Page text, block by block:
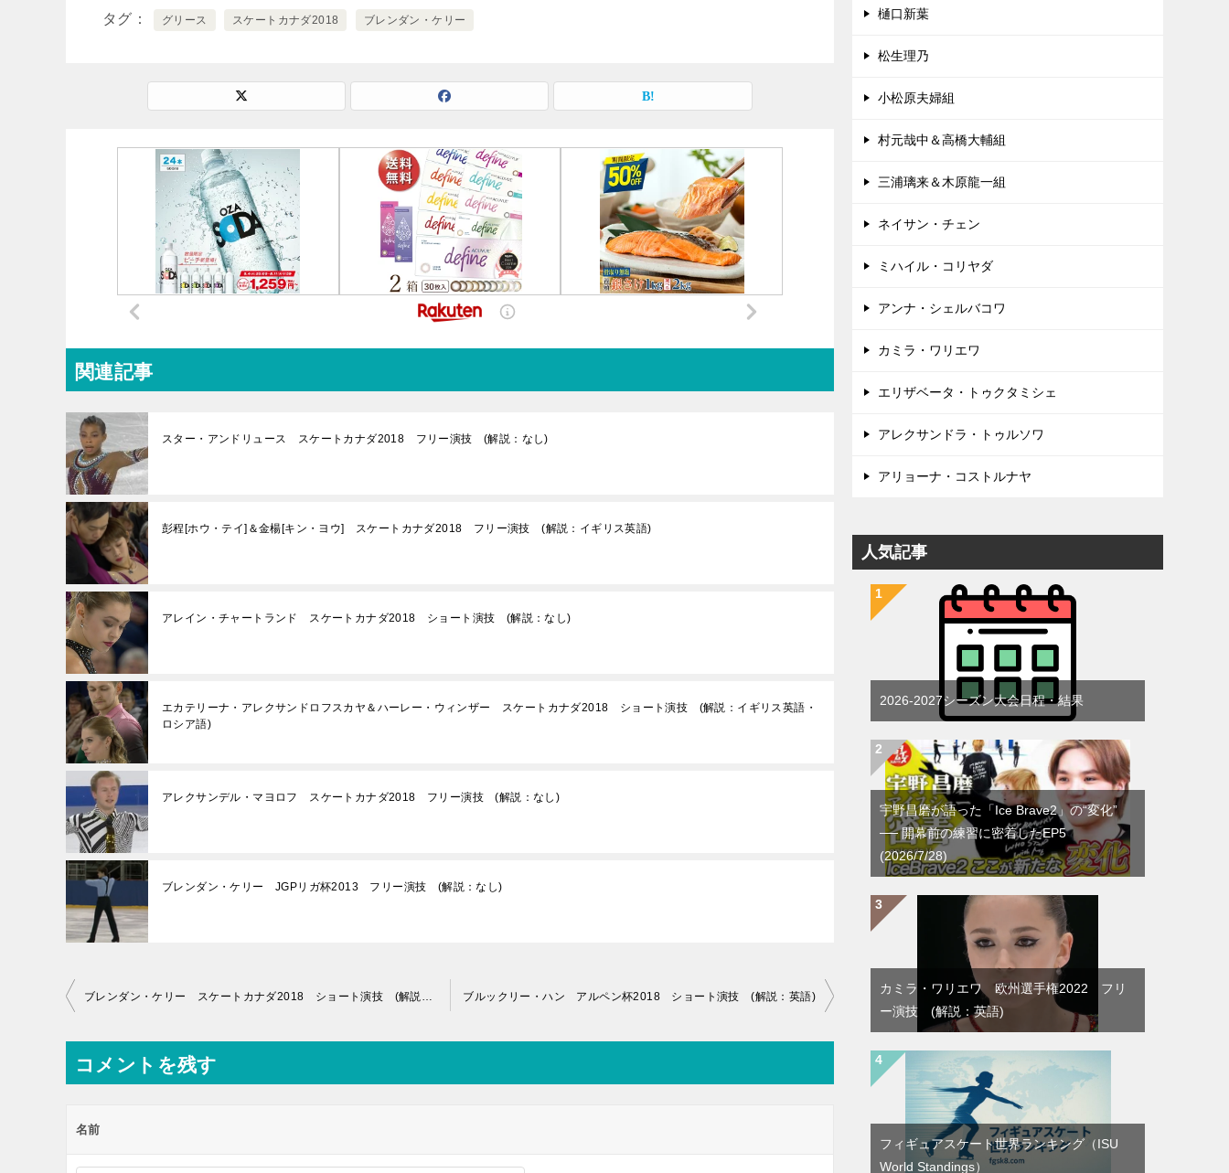
タグ グリース スケートカナダ2018 ブレンダン・ケリー
関連記事
スター・アンドリュース スケートカナダ2018 フリー演技 (解説：なし)
彭程[ホウ・テイ]＆金楊[キン・ヨウ] スケートカナダ2018 フリー演技 (解説：イギリス英語)
アレイン・チャートランド スケートカナダ2018 ショート演技 (解説：なし)
エカテリーナ・アレクサンドロフスカヤ＆ハーレー・ウィンザー スケートカナダ2018 ショート演技 (解説：イギリス英語・
ロシア語)
アレクサンデル・マヨロフ スケートカナダ2018 フリー演技 (解説：なし)
ブレンダン・ケリー JGPリガ杯2013 フリー演技 (解説：なし)
投
ビ
ー
ブレンダン・ケリー スケートカナダ2018 ショート演技 (解説：イギリス英語) ブルックリー・ハン アルペン杯2018 ショート演技 (解説：英語)
コメントを残す
名前
樋口新葉
松生理乃
小松原夫婦組
村元哉中＆高橋大輔組
三浦璃来＆木原龍一組
ネイサン・チェン
ミハイル・コリヤダ
アンナ・シェルバコワ
カミラ・ワリエワ
エリザベータ・トゥクタミシェ
アレクサンドラ・トゥルソワ
アリョーナ・コストルナヤ
人気記事
2026-2027シーズン大会日程・結果
宇野昌磨が語った「Ice Brave2」の“変化”
── 開幕前の練習に密着したEP5
(2026/7/28)
カミラ・ワリエワ 欧州選手権2022 フリ
ー演技 (解説：英語)
フィギュアスケート世界ランキング（ISU
World Standings）